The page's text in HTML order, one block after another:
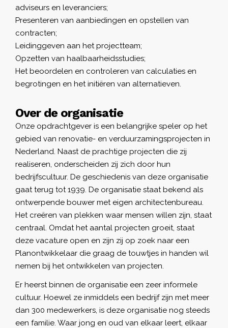
adviseurs en leveranciers;
Presenteren van aanbiedingen en opstellen van
contracten;
Leidinggeven aan het projectteam;
Opzetten van haalbaarheidsstudies;
Het beoordelen en controleren van calculaties en
begrotingen en het initiëren van alternatieven.
Over de organisatie
Onze opdrachtgever is een belangrijke speler op het
gebied van renovatie- en verduurzamingsprojecten in
Nederland. Naast de prachtige projecten die zij
realiseren, onderscheiden zij zich door hun
bedrijfscultuur. De geschiedenis van deze organisatie
gaat terug tot 1939. De organisatie staat bekend als
ontwerpende bouwer met eigen architectenbureau.
Het creëren van plekken waar mensen willen zijn, staat
centraal. Omdat het aantal projecten groeit, staat
deze vacature open en zijn zij op zoek naar een
Planontwikkelaar die graag de touwtjes in handen wil
nemen bij het ontwikkelen van projecten.
Er heerst binnen de organisatie een zeer informele
cultuur. Hoewel ze inmiddels een bedrijf zijn met meer
dan 300 medewerkers, is deze organisatie nog steeds
een familie. Waar jong en oud van elkaar leert, elkaar